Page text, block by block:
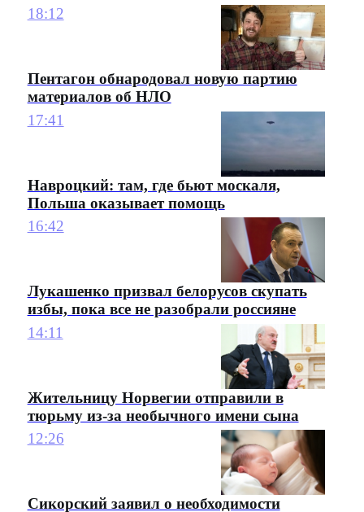
18:12
Пентагон обнародовал новую партию
материалов об НЛО
17:41
Навроцкий: там, где бьют москаля,
Польша оказывает помощь
16:42
Лукашенко призвал белорусов скупать
избы, пока все не разобрали россияне
14:11
Жительницу Норвегии отправили в
тюрьму из-за необычного имени сына
12:26
Сикорский заявил о необходимости